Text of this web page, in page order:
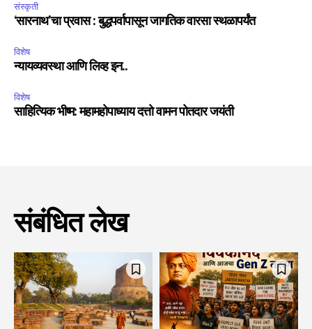
संस्कृती
‘सारनाथ’चा प्रवास : बुद्धपर्वापासून जागतिक वारसा स्थळापर्यंत
विशेष
न्यायव्यवस्था आणि लिव्ह इन..
विशेष
साहित्यिक भीष्म: महामहोपाध्याय दत्तो वामन पोतदार जयंती
संबंधित लेख